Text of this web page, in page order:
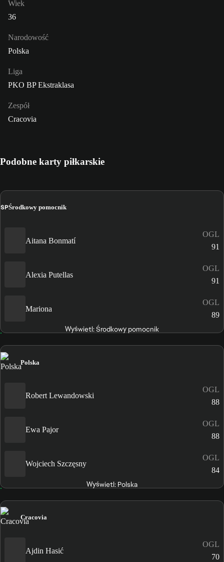
Wiek
36
Narodowość
Polska
Liga
PKO BP Ekstraklasa
Zespół
Cracovia
Podobne karty piłkarskie
ŚPŚrodkowy pomocnik
Aitana Bonmatí
OGL
91
Alexia Putellas
OGL
91
Mariona
OGL
89
Wyświetl: Środkowy pomocnik
Polska
Robert Lewandowski
OGL
88
Ewa Pajor
OGL
88
Wojciech Szczęsny
OGL
84
Wyświetl: Polska
Cracovia
Ajdin Hasić
OGL
70